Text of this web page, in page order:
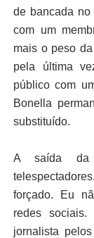
de bancada no
com um
mais o peso
pela última
público com
Bonella
substituído.
A saída da
forçado. Eu
redes
jornalista